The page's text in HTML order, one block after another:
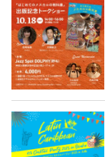
メキシコ料理
メキシコ旅行
メキシコの記念日